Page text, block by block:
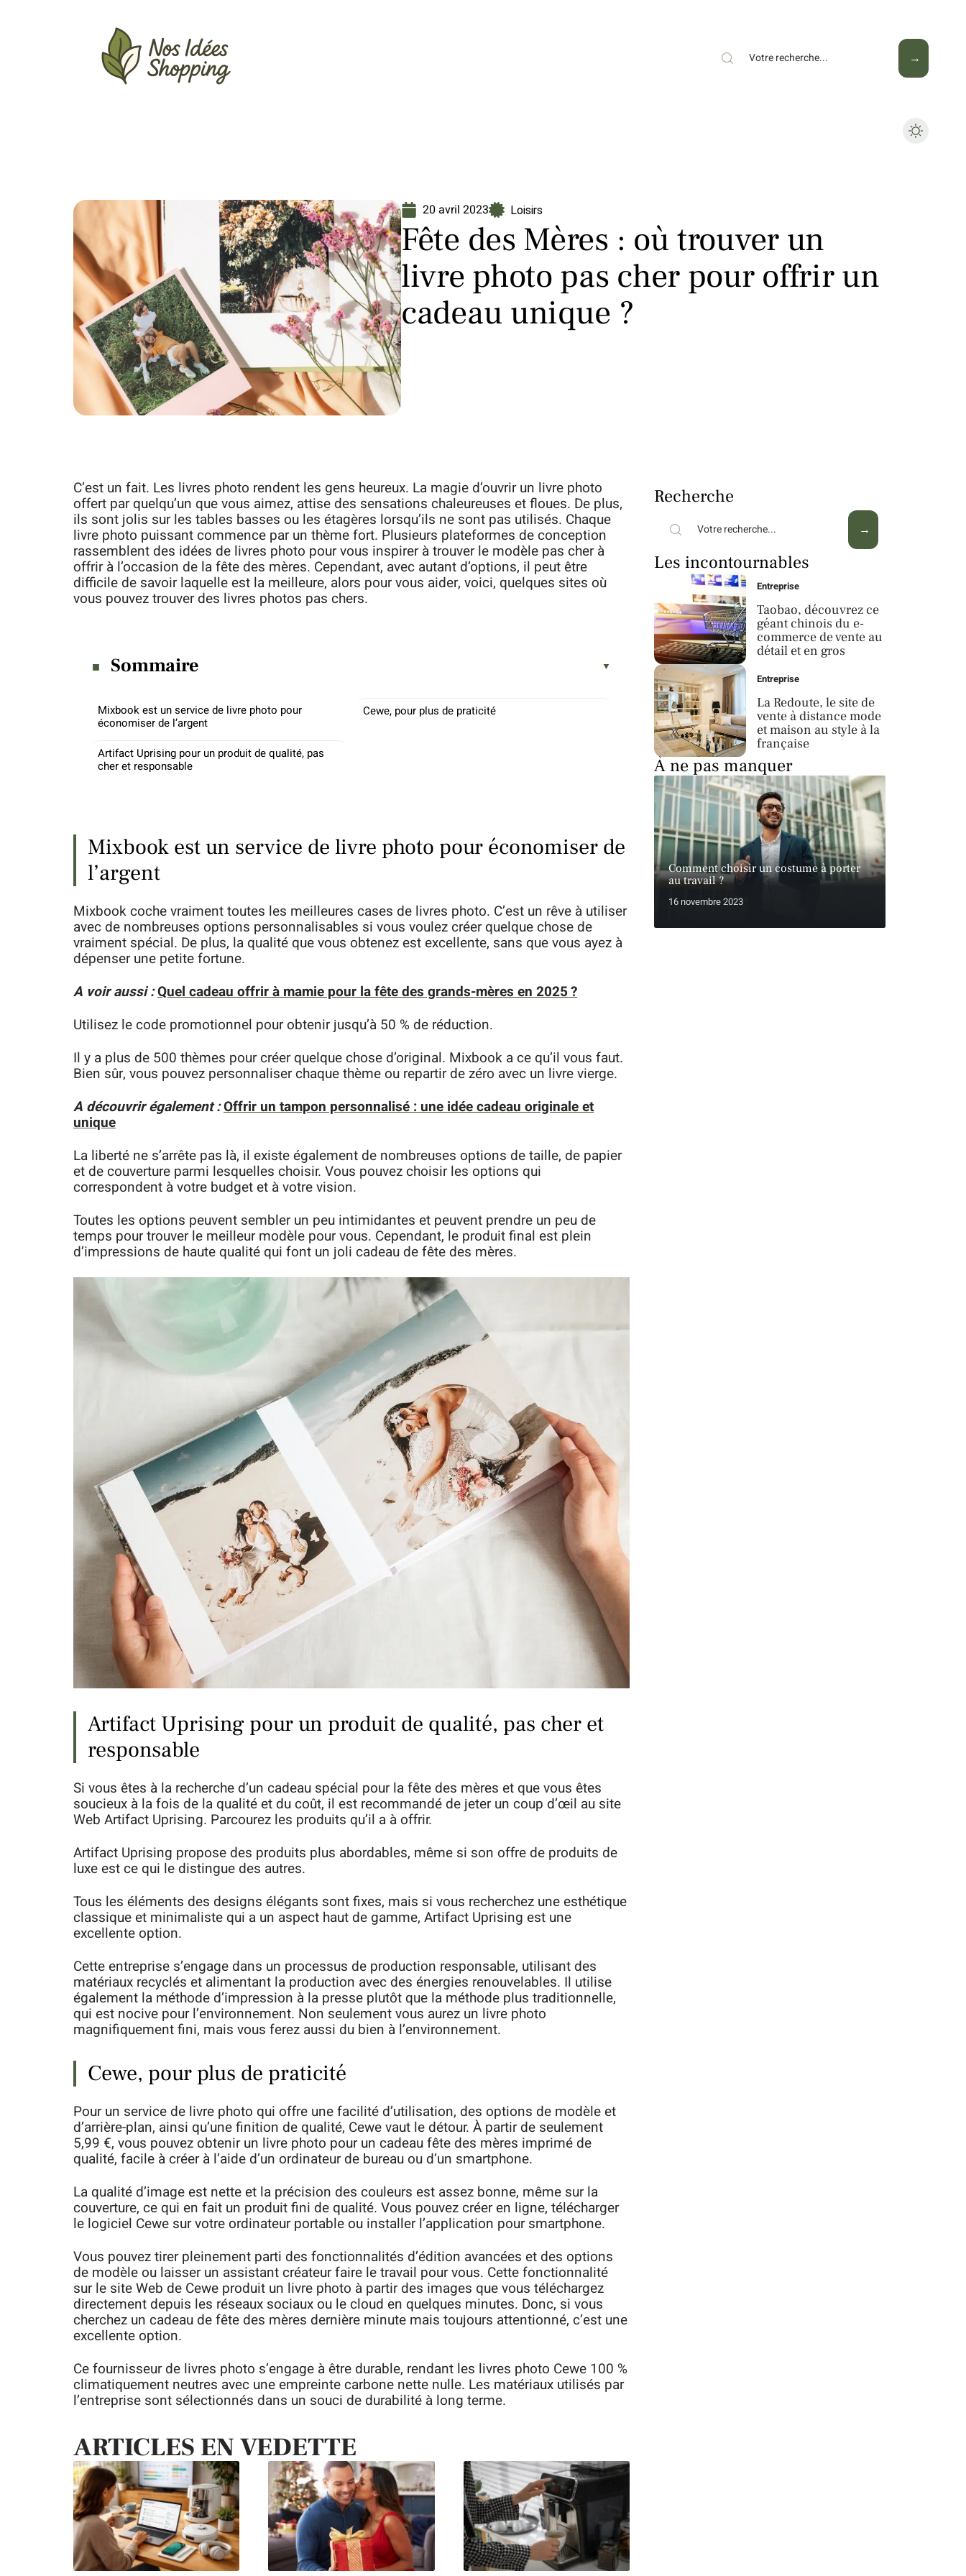
20 avril 2023 Loisirs
Fête des Mères : où trouver un
livre photo pas cher pour offrir un
cadeau unique ?
C’est un fait. Les livres photo rendent les gens heureux. La magie d’ouvrir un livre photo
offert par quelqu’un que vous aimez, attise des sensations chaleureuses et floues. De plus,
ils sont jolis sur les tables basses ou les étagères lorsqu’ils ne sont pas utilisés. Chaque
livre photo puissant commence par un thème fort. Plusieurs plateformes de conception
rassemblent des idées de livres photo pour vous inspirer à trouver le modèle pas cher à
offrir à l’occasion de la fête des mères. Cependant, avec autant d’options, il peut être
difficile de savoir laquelle est la meilleure, alors pour vous aider, voici, quelques sites où
vous pouvez trouver des livres photos pas chers.
Sommaire
Mixbook est un service de livre photo pour
économiser de l’argent
Artifact Uprising pour un produit de qualité, pas
cher et responsable
Cewe, pour plus de praticité
Mixbook est un service de livre photo pour économiser de
l’argent
Mixbook coche vraiment toutes les meilleures cases de livres photo. C’est un rêve à utiliser
avec de nombreuses options personnalisables si vous voulez créer quelque chose de
vraiment spécial. De plus, la qualité que vous obtenez est excellente, sans que vous ayez à
dépenser une petite fortune.
A voir aussi :Quel cadeau offrir à mamie pour la fête des grands-mères en 2025 ?
Utilisez le code promotionnel pour obtenir jusqu’à 50 % de réduction.
Il y a plus de 500 thèmes pour créer quelque chose d’original. Mixbook a ce qu’il vous faut.
Bien sûr, vous pouvez personnaliser chaque thème ou repartir de zéro avec un livre vierge.
A découvrir également :Offrir un tampon personnalisé : une idée cadeau originale et
unique
La liberté ne s’arrête pas là, il existe également de nombreuses options de taille, de papier
et de couverture parmi lesquelles choisir. Vous pouvez choisir les options qui
correspondent à votre budget et à votre vision.
Toutes les options peuvent sembler un peu intimidantes et peuvent prendre un peu de
temps pour trouver le meilleur modèle pour vous. Cependant, le produit final est plein
d’impressions de haute qualité qui font un joli cadeau de fête des mères.
Artifact Uprising pour un produit de qualité, pas cher et
responsable
Si vous êtes à la recherche d’un cadeau spécial pour la fête des mères et que vous êtes
soucieux à la fois de la qualité et du coût, il est recommandé de jeter un coup d’œil au site
Web Artifact Uprising. Parcourez les produits qu’il a à offrir.
Artifact Uprising propose des produits plus abordables, même si son offre de produits de
luxe est ce qui le distingue des autres.
Tous les éléments des designs élégants sont fixes, mais si vous recherchez une esthétique
classique et minimaliste qui a un aspect haut de gamme, Artifact Uprising est une
excellente option.
Cette entreprise s’engage dans un processus de production responsable, utilisant des
matériaux recyclés et alimentant la production avec des énergies renouvelables. Il utilise
également la méthode d’impression à la presse plutôt que la méthode plus traditionnelle,
qui est nocive pour l’environnement. Non seulement vous aurez un livre photo
magnifiquement fini, mais vous ferez aussi du bien à l’environnement.
Cewe, pour plus de praticité
Pour un service de livre photo qui offre une facilité d’utilisation, des options de modèle et
d’arrière-plan, ainsi qu’une finition de qualité, Cewe vaut le détour. À partir de seulement
5,99 €, vous pouvez obtenir un livre photo pour un cadeau fête des mères imprimé de
qualité, facile à créer à l’aide d’un ordinateur de bureau ou d’un smartphone.
La qualité d’image est nette et la précision des couleurs est assez bonne, même sur la
couverture, ce qui en fait un produit fini de qualité. Vous pouvez créer en ligne, télécharger
le logiciel Cewe sur votre ordinateur portable ou installer l’application pour smartphone.
Vous pouvez tirer pleinement parti des fonctionnalités d’édition avancées et des options
de modèle ou laisser un assistant créateur faire le travail pour vous. Cette fonctionnalité
sur le site Web de Cewe produit un livre photo à partir des images que vous téléchargez
directement depuis les réseaux sociaux ou le cloud en quelques minutes. Donc, si vous
cherchez un cadeau de fête des mères dernière minute mais toujours attentionné, c’est une
excellente option.
Ce fournisseur de livres photo s’engage à être durable, rendant les livres photo Cewe 100 %
climatiquement neutres avec une empreinte carbone nette nulle. Les matériaux utilisés par
l’entreprise sont sélectionnés dans un souci de durabilité à long terme.
ARTICLES EN VEDETTE
Recherche
Les incontournables
Entreprise
Taobao, découvrez ce
géant chinois du e-
commerce de vente au
détail et en gros
Entreprise
La Redoute, le site de
vente à distance mode
et maison au style à la
française
À ne pas manquer
Comment choisir un costume à porter
au travail ?
16 novembre 2023